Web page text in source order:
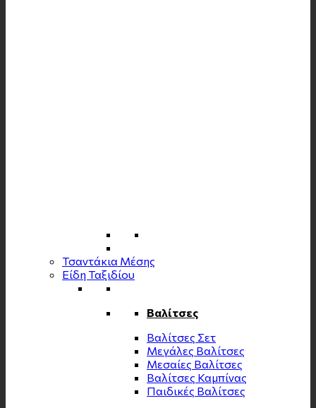
Τσαντάκια Μέσης
Είδη Ταξιδίου
Βαλίτσες
Βαλίτσες Σετ
Μεγάλες Βαλίτσες
Μεσαίες Βαλίτσες
Βαλίτσες Καμπίνας
Παιδικές Βαλίτσες